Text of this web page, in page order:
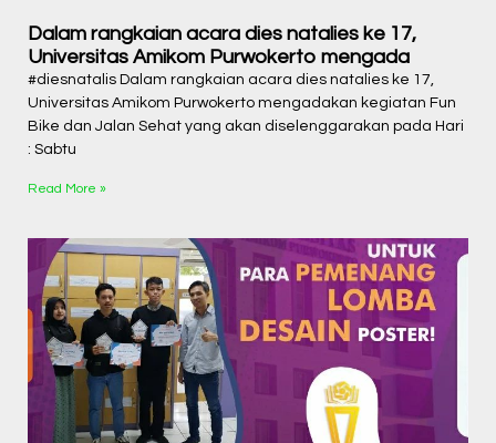
Dalam rangkaian acara dies natalies ke 17,
Universitas Amikom Purwokerto mengada
#diesnatalis Dalam rangkaian acara dies natalies ke 17,
Universitas Amikom Purwokerto mengadakan kegiatan Fun
Bike dan Jalan Sehat yang akan diselenggarakan pada Hari
: Sabtu
Read More »